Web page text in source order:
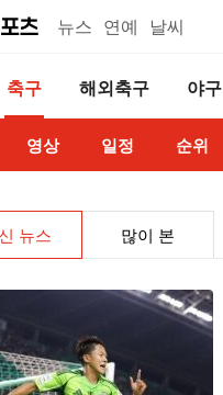
뉴스 연예 날씨
축구 해외축구 야구
영상 일정 순위
뉴스 많이 본